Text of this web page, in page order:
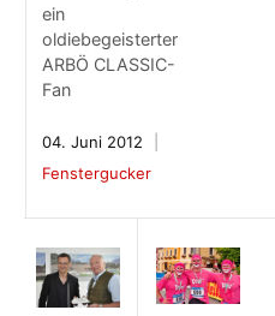
ein
oldiebegeisterter
ARBÖ CLASSIC-
Fan
04. Juni 2012
Fenstergucker